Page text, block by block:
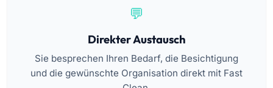
Direkter Austausch
Sie besprechen Ihren Bedarf, die Besichtigung
und die gewünschte Organisation direkt mit Fast